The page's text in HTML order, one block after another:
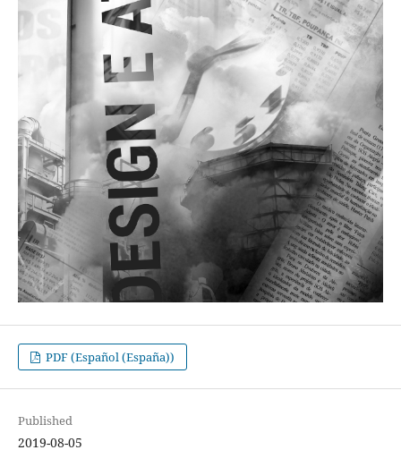
PDF (Español (España))
Published
2019-08-05